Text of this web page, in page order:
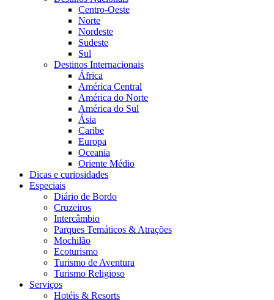
Centro-Oeste
Norte
Nordeste
Sudeste
Sul
Destinos Internacionais
África
América Central
América do Norte
América do Sul
Ásia
Caribe
Europa
Oceania
Oriente Médio
Dicas e curiosidades
Especiais
Diário de Bordo
Cruzeiros
Intercâmbio
Parques Temáticos & Atrações
Mochilão
Ecoturismo
Turismo de Aventura
Turismo Religioso
Serviços
Hotéis & Resorts